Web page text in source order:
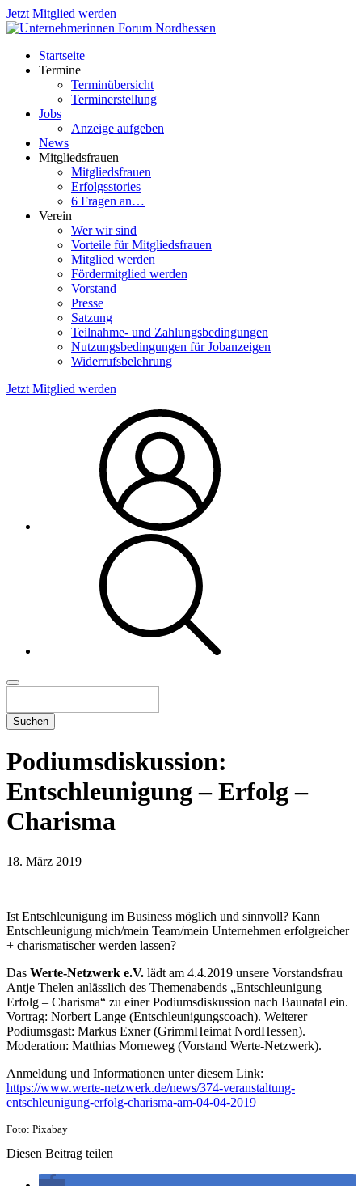
Jetzt Mitglied werden
Startseite
Termine
Terminübersicht
Terminerstellung
Jobs
Anzeige aufgeben
News
Mitgliedsfrauen
Mitgliedsfrauen
Erfolgsstories
6 Fragen an…
Verein
Wer wir sind
Vorteile für Mitgliedsfrauen
Mitglied werden
Fördermitglied werden
Vorstand
Presse
Satzung
Teilnahme- und Zahlungsbedingungen
Nutzungsbedingungen für Jobanzeigen
Widerrufsbelehrung
Jetzt Mitglied werden
Suchen
Podiumsdiskussion:
Entschleunigung – Erfolg –
Charisma
18. März 2019
Ist Entschleunigung im Business möglich und sinnvoll? Kann
Entschleunigung mich/mein Team/mein Unternehmen erfolgreicher
+ charismatischer werden lassen?
Das Werte-Netzwerk e.V. lädt am 4.4.2019 unsere Vorstandsfrau
Antje Thelen anlässlich des Themenabends „Entschleunigung –
Erfolg – Charisma“ zu einer Podiumsdiskussion nach Baunatal ein.
Vortrag: Norbert Lange (Entschleunigungscoach). Weiterer
Podiumsgast: Markus Exner (GrimmHeimat NordHessen).
Moderation: Matthias Morneweg (Vorstand Werte-Netzwerk).
Anmeldung und Informationen unter diesem Link:
https://www.werte-netzwerk.de/news/374-veranstaltung-
entschleunigung-erfolg-charisma-am-04-04-2019
Foto: Pixabay
Diesen Beitrag teilen